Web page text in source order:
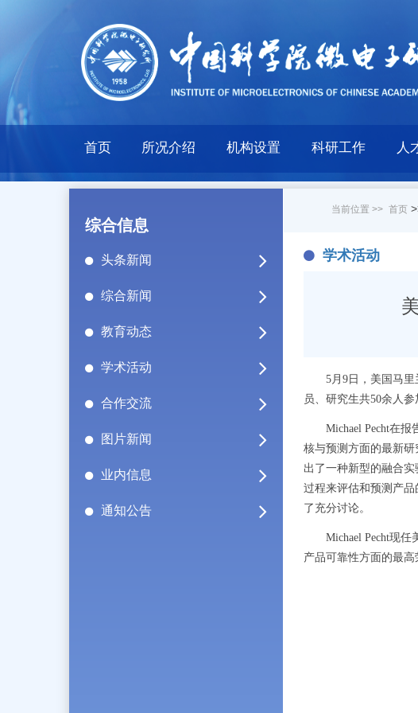
首页 所况介绍 机构设置 科研工作 人
综合信息
头条新闻
综合新闻
教育动态
学术活动
合作交流
图片新闻
业内信息
通知公告
当前位置 >> 首页
学术活动
5月 9 日，美国马
员、研究生共50余人参
Michael Pecht在报
核与预测方面的最新
出了一种新型的融合
过程来评估和预测产品
了 充分讨论。
Michael Pecht现任
产品可靠性方面的最高